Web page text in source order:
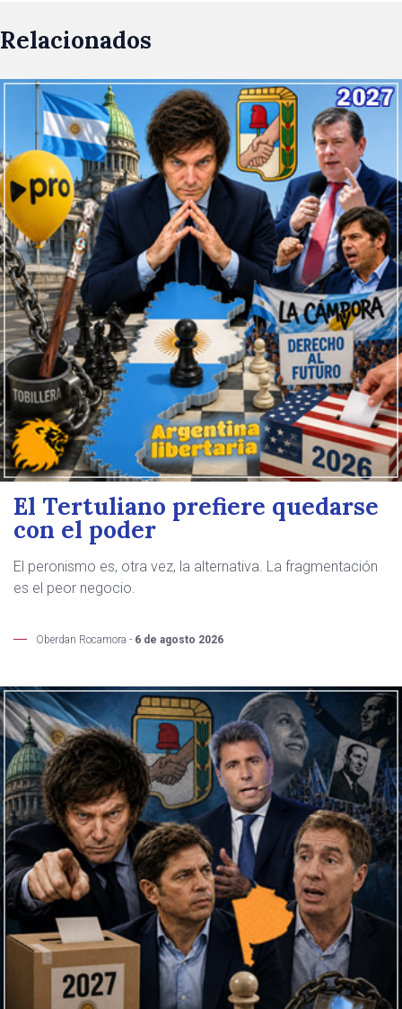
Relacionados
El Tertuliano prefiere quedarse
con el poder
El peronismo es, otra vez, la alternativa. La fragmentación
es el peor negocio.
Oberdan Rocamora - 6 de agosto 2026